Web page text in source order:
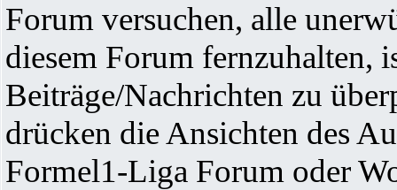
Forum versuchen, alle
diesem Forum fernzuhalten,
Beiträge/Nachrichten zu
drücken die Ansichten des
Formel1-Liga Forum oder